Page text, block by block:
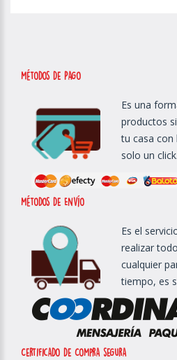
métodos de Pago
Es una
productos
tu casa con
solo un click.
métodos de Envío
Es el
realizar
cualquier
tiempo, es
Certificado de Compra segura